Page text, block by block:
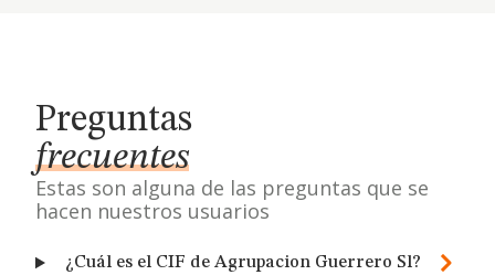
Preguntas
frecuentes
Estas son alguna de las preguntas que se
hacen nuestros usuarios
¿Cuál es el CIF de Agrupacion Guerrero Sl?